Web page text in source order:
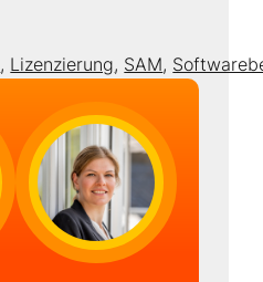
, Lizenzierung, SAM,